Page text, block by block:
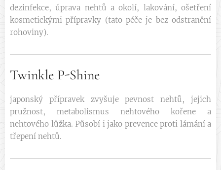
dezinfekce, úprava nehtů a okolí, lakování, ošetření
kosmetickými přípravky (tato péče je bez odstranění
rohoviny).
Twinkle P-Shine
japonský přípravek zvyšuje pevnost nehtů, jejich
pružnost, metabolismus nehtového kořene a
nehtového lůžka. Působí i jako prevence proti lámání a
třepení nehtů.